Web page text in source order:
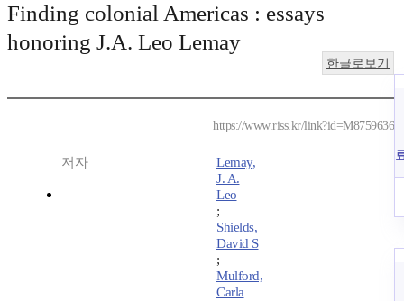
Finding colonial Americas : essays
honoring J.A. Leo Lemay
한글로보기
https://www.riss.kr/link?id=M8759636
저자
Lemay,
J. A.
Leo
;
Shields,
David S
;
Mulford,
Carla